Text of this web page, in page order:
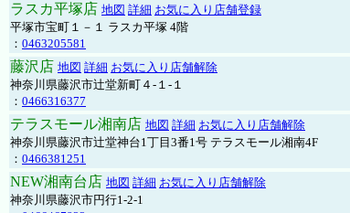
ラスカ平塚店 地図 詳細 お気に入り店舗登録
平塚市宝町１－１ ラスカ平塚 4階
： 0463205581
藤沢店 地図 詳細 お気に入り店舗解除
神奈川県藤沢市辻堂新町４-１-１
： 0466316377
テラスモール湘南店 地図 詳細 お気に入り店舗解除
神奈川県藤沢市辻堂神台1丁目3番1号 テラスモール湘南4F
： 0466381251
NEW湘南台店 地図 詳細 お気に入り店舗解除
神奈川県藤沢市円行1-2-1